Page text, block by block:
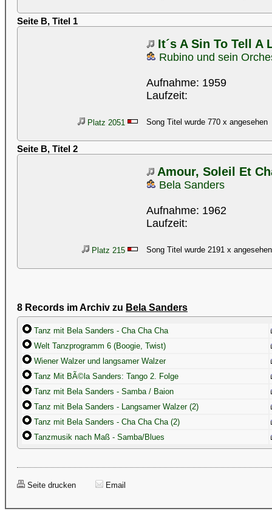
Seite B, Titel 1
It´s A Sin To Tell A
Rubino und sein
Aufnahme: 1959
Laufzeit:
Platz 2051 Song Titel wurde 770 x angesehen
Seite B, Titel 2
Amour, Soleil Et
Bela Sanders
Aufnahme: 1962
Laufzeit:
Platz 215 Song Titel wurde 2191 x angesehen
8 Records im Archiv zu Bela Sanders
Tanz mit Bela Sanders - Cha Cha Cha
Welt Tanzprogramm 6 (Boogie, Twist)
Wiener Walzer und langsamer Walzer
Tanz Mit BÃ©la Sanders: Tango 2. Folge
Tanz mit Bela Sanders - Samba / Baion
Tanz mit Bela Sanders - Langsamer Walzer (2)
Tanz mit Bela Sanders - Cha Cha Cha (2)
Tanzmusik nach Maß - Samba/Blues
Seite drucken Email